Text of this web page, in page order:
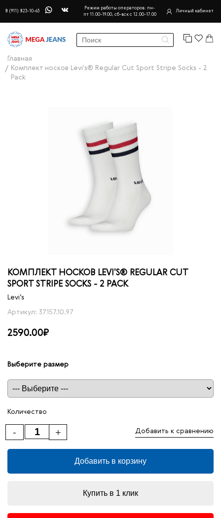
8 (911) 823-10-63
Режим работы операторов: пн-
пт 11.00-19.00, сб-вск с 12.00-17.00
Личный кабинет
Главная
Комплект носков Levi's® Regular Cut Sport Stripe Socks - 2
Pack
КОМПЛЕКТ НОСКОВ LEVI'S® REGULAR CUT
SPORT STRIPE SOCKS - 2 PACK
Levi’s
Артикул: 37157.10.97
2590.00₽
Выберите размер
Таблица размеров
Количество
+
- Добавить к сравнению
Добавить в корзину
Купить в 1 клик